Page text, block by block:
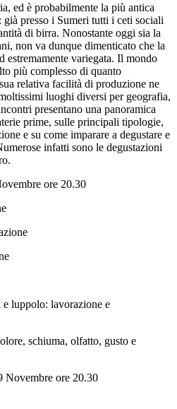
ed è probabilmente la più antica
già presso i Sumeri tutti i ceti sociali
di birra. Nonostante oggi sia la
non va dunque dimenticato che la
estremamente variegata. Il mondo
più complesso di quanto
relativa facilità di produzione ne
luoghi diversi per geografia,
presentano una panoramica
prime, sulle principali tipologie,
e su come imparare a degustare e
infatti sono le degustazioni
ore 20.30
luppolo: lavorazione e
schiuma, olfatto, gusto e
Novembre ore 20.30